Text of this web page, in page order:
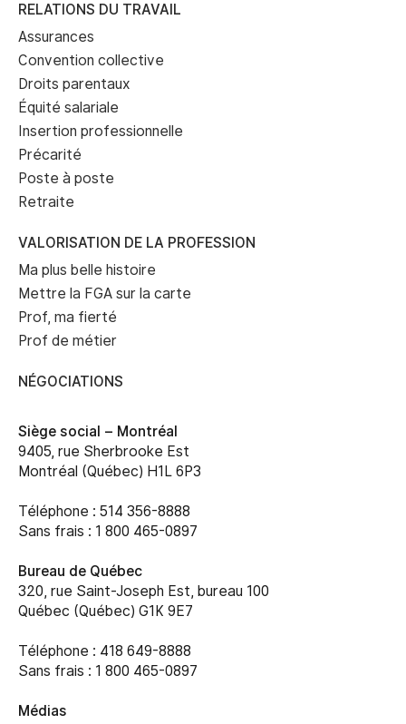
RELATIONS DU TRAVAIL
Assurances
Convention collective
Droits parentaux
Équité salariale
Insertion professionnelle
Précarité
Poste à poste
Retraite
VALORISATION DE LA PROFESSION
Ma plus belle histoire
Mettre la FGA sur la carte
Prof, ma fierté
Prof de métier
NÉGOCIATIONS
Siège social – Montréal
9405, rue Sherbrooke Est
Montréal (Québec) H1L 6P3
Téléphone : 514 356-8888
Sans frais : 1 800 465-0897
Bureau de Québec
320, rue Saint-Joseph Est, bureau 100
Québec (Québec) G1K 9E7
Téléphone : 418 649-8888
Sans frais : 1 800 465-0897
Médias